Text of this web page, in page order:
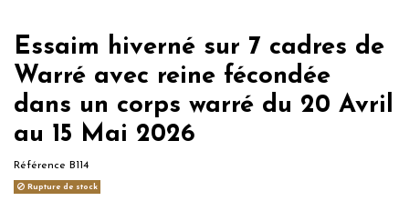
Essaim hiverné sur 7 cadres de
Warré avec reine fécondée
dans un corps warré du 20 Avril
au 15 Mai 2026
Référence B114
Rupture de stock